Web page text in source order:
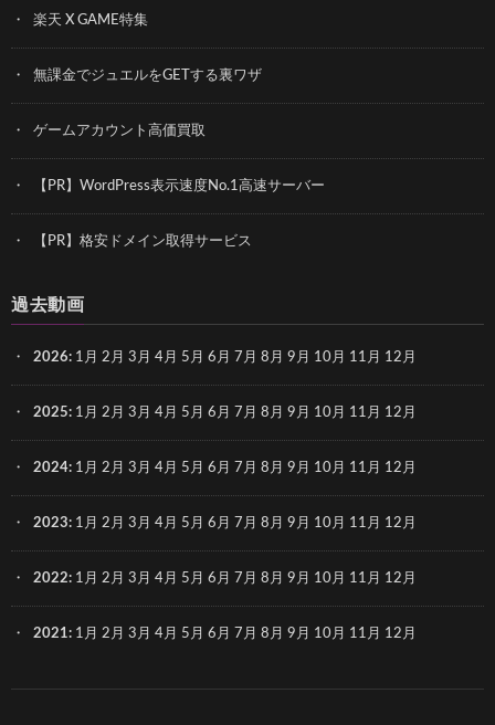
楽天 X GAME特集
無課金でジュエルをGETする裏ワザ
ゲームアカウント高価買取
【PR】WordPress表示速度No.1高速サーバー
【PR】格安ドメイン取得サービス
過去動画
2026: 1月 2月 3月 4月 5月 6月 7月 8月 9月 10月 11月 12月
2025: 1月 2月 3月 4月 5月 6月 7月 8月 9月 10月 11月 12月
2024: 1月 2月 3月 4月 5月 6月 7月 8月 9月 10月 11月 12月
2023: 1月 2月 3月 4月 5月 6月 7月 8月 9月 10月 11月 12月
2022: 1月 2月 3月 4月 5月 6月 7月 8月 9月 10月 11月 12月
2021: 1月 2月 3月 4月 5月 6月 7月 8月 9月 10月 11月 12月